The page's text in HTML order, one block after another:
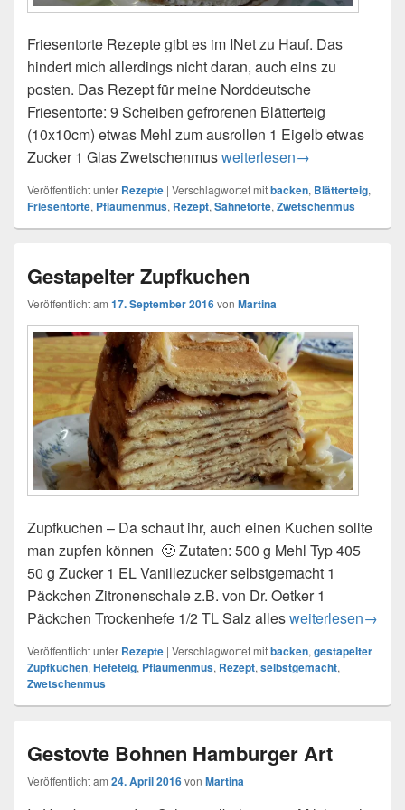
Friesentorte Rezepte gibt es im INet zu Hauf. Das
hindert mich allerdings nicht daran, auch eins zu
posten. Das Rezept für meine Norddeutsche
Friesentorte: 9 Scheiben gefrorenen Blätterteig
(10x10cm) etwas Mehl zum ausrollen 1 Eigelb etwas
Zucker 1 Glas ZwetschenmusFriesentorte
weiterlesen→
Veröffentlicht unter Rezepte | Verschlagwortet mitbacken, Blätterteig,
Friesentorte, Pflaumenmus, Rezept, Sahnetorte, Zwetschenmus
Gestapelter Zupfkuchen
Veröffentlicht am 17. September 2016von Martina
Zupfkuchen – Da schaut ihr, auch einen Kuchen sollte
man zupfen können 🙂 Zutaten: 500 g Mehl Typ 405
50 g Zucker 1 EL Vanillezucker selbstgemacht 1
Päckchen Zitronenschale z.B. von Dr. Oetker 1
Päckchen Trockenhefe 1/2 TL Salz allesGestapelter
weiterlesen→
Veröffentlicht unter Rezepte | Verschlagwortet mitbacken, gestapelter
Zupfkuchen, Hefeteig, Pflaumenmus, Rezept, selbstgemacht,
Zwetschenmus
Gestovte Bohnen Hamburger Art
Veröffentlicht am 24. April 2016von Martina